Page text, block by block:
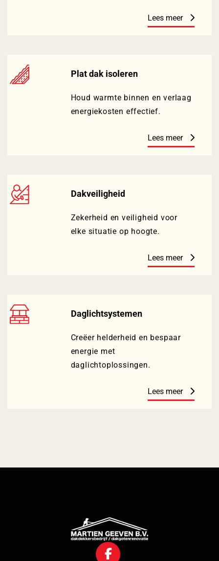
Lees meer
Plat dak isoleren
Houd warmte binnen en verlaag
energiekosten effectief.
Lees meer
Dakveiligheid
Zekerheid en veiligheid voor
elke situatie op hoogte.
Lees meer
Daglichtsystemen
Creëer helderheid en bespaar
energie met
daglichtoplossingen.
Lees meer